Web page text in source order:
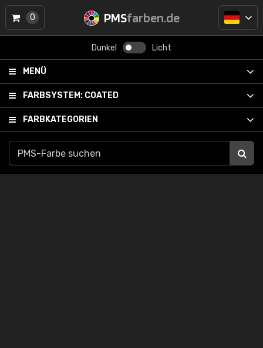
PMSfarben.de
Dunkel Licht
MENÜ
FARBSYSTEM: COATED
FARBKATEGORIEN
0